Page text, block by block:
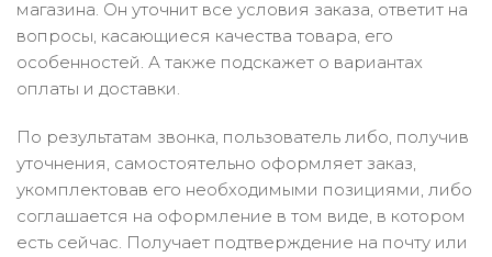
магазина. Он уточнит все условия заказа, ответит на
вопросы, касающиеся качества товара, его
особенностей. А также подскажет о вариантах
оплаты и доставки.
По результатам звонка, пользователь либо, получив
уточнения, самостоятельно оформляет заказ,
укомплектовав его необходимыми позициями, либо
соглашается на оформление в том виде, в котором
есть сейчас. Получает подтверждение на почту или